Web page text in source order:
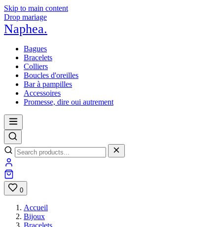
Skip to main content
Drop mariage
Naphea.
Bagues
Bracelets
Colliers
Boucles d'oreilles
Bar à pampilles
Accessoires
Promesse, dire oui autrement
0
Accueil
Bijoux
Bracelets